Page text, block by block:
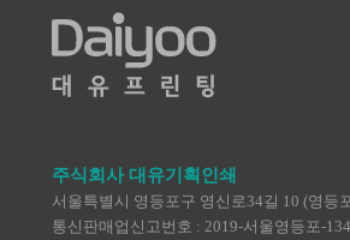
주식회사 대유기획인쇄
서울특별시 영등포구 영신로34길 10 (영등
통신판매업신고번호 : 2019-서울영등포-